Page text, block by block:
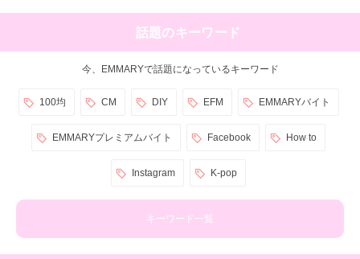
話題のキーワード
今、EMMARYで話題になっているキーワード
100均 CM DIY EFM EMMARYバイト
EMMARYプレミアムバイト Facebook How to
Instagram K-pop
キーワード一覧